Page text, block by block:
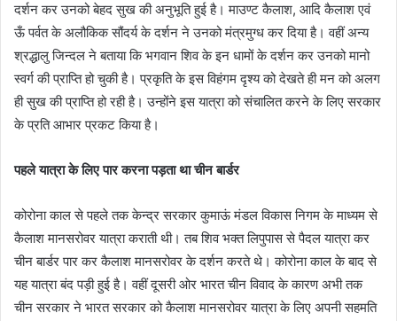
दर्शन कर उनको बेहद सुख की अनुभूति हुई है। माउण्ट कैलाश, आदि कैलाश एवं
ऊँ पर्वत के अलौकिक सौंदर्य के दर्शन ने उनको मंत्रमुग्ध कर दिया है। वहीं अन्य
श्रद्धालु जिन्दल ने बताया कि भगवान शिव के इन धामों के दर्शन कर उनको मानो
स्वर्ग की प्राप्ति हो चुकी है। प्रकृति के इस विहंगम दृश्य को देखते ही मन को अलग
ही सुख की प्राप्ति हो रही है। उन्होंने इस यात्रा को संचालित करने के लिए सरकार
के प्रति आभार प्रकट किया है।
पहले यात्रा के लिए पार करना पड़ता था चीन बार्डर
कोरोना काल से पहले तक केन्द्र सरकार कुमाऊं मंडल विकास निगम के माध्यम से
कैलाश मानसरोवर यात्रा कराती थी। तब शिव भक्त लिपुपास से पैदल यात्रा कर
चीन बार्डर पार कर कैलाश मानसरोवर के दर्शन करते थे। कोरोना काल के बाद से
यह यात्रा बंद पड़ी हुई है। वहीं दूसरी ओर भारत चीन विवाद के कारण अभी तक
चीन सरकार ने भारत सरकार को कैलाश मानसरोवर यात्रा के लिए अपनी सहमति